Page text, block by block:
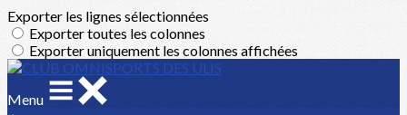
Exporter les lignes sélectionnées
Exporter toutes les colonnes
Exporter uniquement les colonnes affichées
Menu